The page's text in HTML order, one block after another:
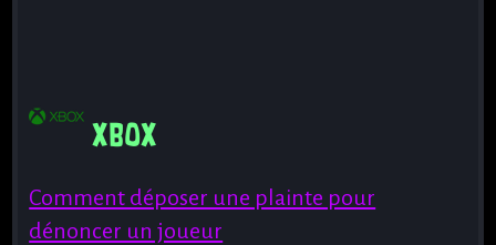
XBox
Comment déposer une plainte pour
dénoncer un joueur